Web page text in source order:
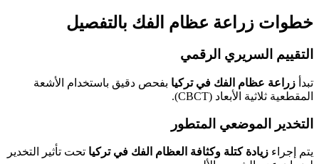
خطوات زراعة عظام الفك بالتفصيل
التقييم السريري الرقمي
تبدأ زراعة عظام الفك في تركيا بفحص دقيق باستخدام الأشعة
المقطعية ثلاثية الأبعاد (CBCT).
التخدير الموضعي المتطور
يتم إجراء زيادة كتلة وكثافة العظام الفك في تركيا تحت تأثير التخدير